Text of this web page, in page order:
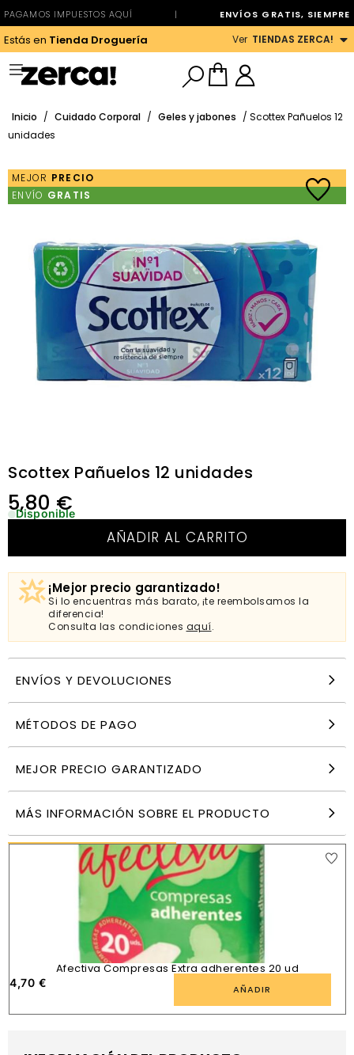
PAGAMOS IMPUESTOS AQUÍ | ENVÍOS GRATIS, SIEMPRE
Estás en Tienda Droguería Ver TIENDAS ZERCA!
Inicio / Cuidado Corporal / Geles y jabones / Scottex Pañuelos 12
unidades
MEJOR PRECIO
ENVÍO GRATIS
Scottex Pañuelos 12 unidades
5,80€
Disponible
AÑADIR AL CARRITO
¡Mejor precio garantizado!
Si lo encuentras más barato, ¡te reembolsamos la
diferencia!
Consulta las condiciones aquí.
ENVÍOS Y DEVOLUCIONES
MÉTODOS DE PAGO
MEJOR PRECIO GARANTIZADO
MÁS INFORMACIÓN SOBRE EL PRODUCTO
5,80€
AÑADIR
PRODUCTOS SIMILARES
Afectiva Compresas Extra adherentes 20 ud
4,70 € AÑADIR